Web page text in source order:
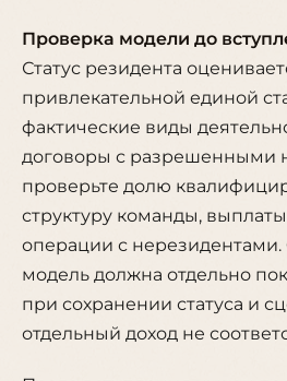
Проверка модели до
Статус резидента
привлекательной единой
фактические виды
договоры с разрешенными
проверьте долю
структуру команды,
операции с
модель должна отдельно
при сохранении статуса и
отдельный доход не